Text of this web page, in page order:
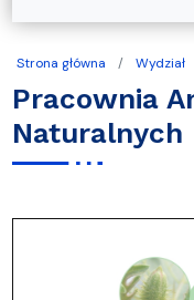
Strona główna Wydział
Pracownia
Naturalnych